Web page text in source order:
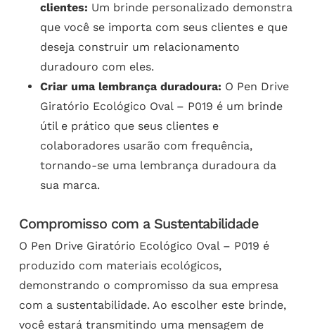
clientes: Um brinde personalizado demonstra
que você se importa com seus clientes e que
deseja construir um relacionamento
duradouro com eles.
Criar uma lembrança duradoura: O Pen Drive
Giratório Ecológico Oval – P019 é um brinde
útil e prático que seus clientes e
colaboradores usarão com frequência,
tornando-se uma lembrança duradoura da
sua marca.
Compromisso com a Sustentabilidade
O Pen Drive Giratório Ecológico Oval – P019 é
produzido com materiais ecológicos,
demonstrando o compromisso da sua empresa
com a sustentabilidade. Ao escolher este brinde,
você estará transmitindo uma mensagem de